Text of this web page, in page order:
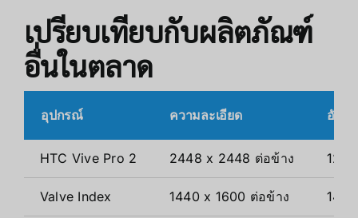
เปรียบเทียบกับผลิตภัณฑ์
อื่นในตลาด
อุปกรณ์ ความละเอียด อัตร
HTC Vive Pro 2 2448 x 2448 ต่อข้าง
Valve Index 1440 x 1600 ต่อข้าง